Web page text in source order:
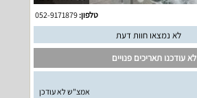
טלפון:052-9171879
לא נמצאו חוות דעת
לא עודכנו תאריכים פנויים
אמצ"ש לא עודכן